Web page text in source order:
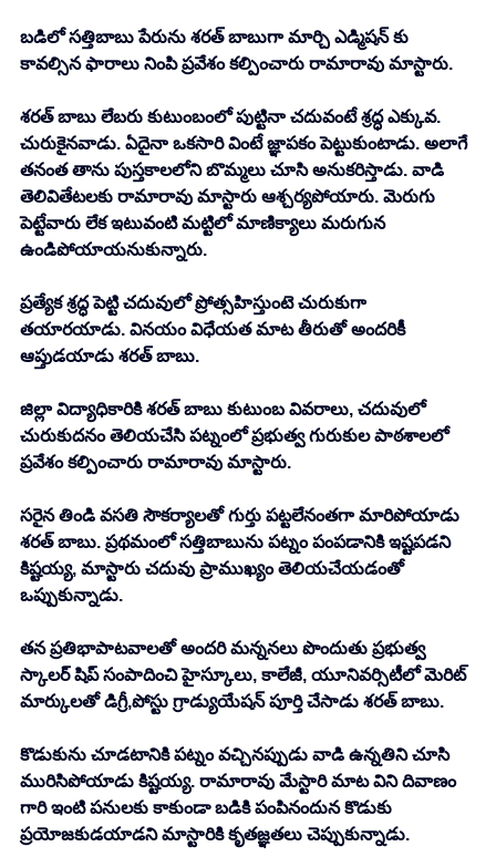
బడిలో సత్తిబాబు పేరును శరత్ బాబుగా మార్చి ఎడ్మిషన్ కు
కావల్సిన ఫారాలు నింపి ప్రవేశం కల్పించారు రామారావు మాస్టారు.
శరత్ బాబు లేబరు కుటుంబంలో పుట్టినా చదువంటే శ్రద్ధ ఎక్కువ.
చురుకైనవాడు. ఏదైనా ఒకసారి వింటే జ్ఞాపకం పెట్టుకుంటాడు. అలాగే
తనంత తాను పుస్తకాలలోని బొమ్మలు చూసి అనుకరిస్తాడు. వాడి
తెలివితేటలకు రామారావు మాస్టారు ఆశ్చర్యపోయారు. మెరుగు
పెట్టేవారు లేక ఇటువంటి మట్టిలో మాణిక్యాలు మరుగున
ఉండిపోయాయనుకున్నారు.
ప్రత్యేక శ్రద్ధ పెట్టి చదువులో ప్రోత్సహిస్తుంటె చురుకుగా
తయారయాడు. వినయం విధేయత మాట తీరుతో అందరికీ
ఆప్తుడయాడు శరత్ బాబు.
జిల్లా విద్యాధికారికి శరత్ బాబు కుటుంబ వివరాలు, చదువులో
చురుకుదనం తెలియచేసి పట్నంలో ప్రభుత్వ గురుకుల పాఠశాలలో
ప్రవేశం కల్పించారు రామారావు మాస్టారు.
సరైన తిండి వసతి సౌకర్యాలతో గుర్తు పట్టలేనంతగా మారిపోయాడు
శరత్ బాబు. ప్రథమంలో సత్తిబాబును పట్నం పంపడానికి ఇష్టపడని
కిష్టయ్య, మాస్టారు చదువు ప్రాముఖ్యం తెలియచేయడంతో
ఒప్పుకున్నాడు.
తన ప్రతిభాపాటవాలతో అందరి మన్ననలు పొందుతు ప్రభుత్వ
స్కాలర్ షిప్ సంపాదించి హైస్కూలు, కాలేజీ, యూనివర్సిటీలో మెరిట్
మార్కులతో డిగ్రీ,పోస్టు గ్రాడ్యుయేషన్ పూర్తి చేసాడు శరత్ బాబు.
కొడుకును చూడటానికి పట్నం వచ్చినప్పుడు వాడి ఉన్నతిని చూసి
మురిసిపోయాడు కిష్టయ్య. రామారావు మేస్టారి మాట విని దివాణం
గారి ఇంటి పనులకు కాకుండా బడికి పంపినందున కొడుకు
ప్రయోజకుడయాడని మాస్టారికి కృతజ్ఞతలు చెప్పుకున్నాడు.